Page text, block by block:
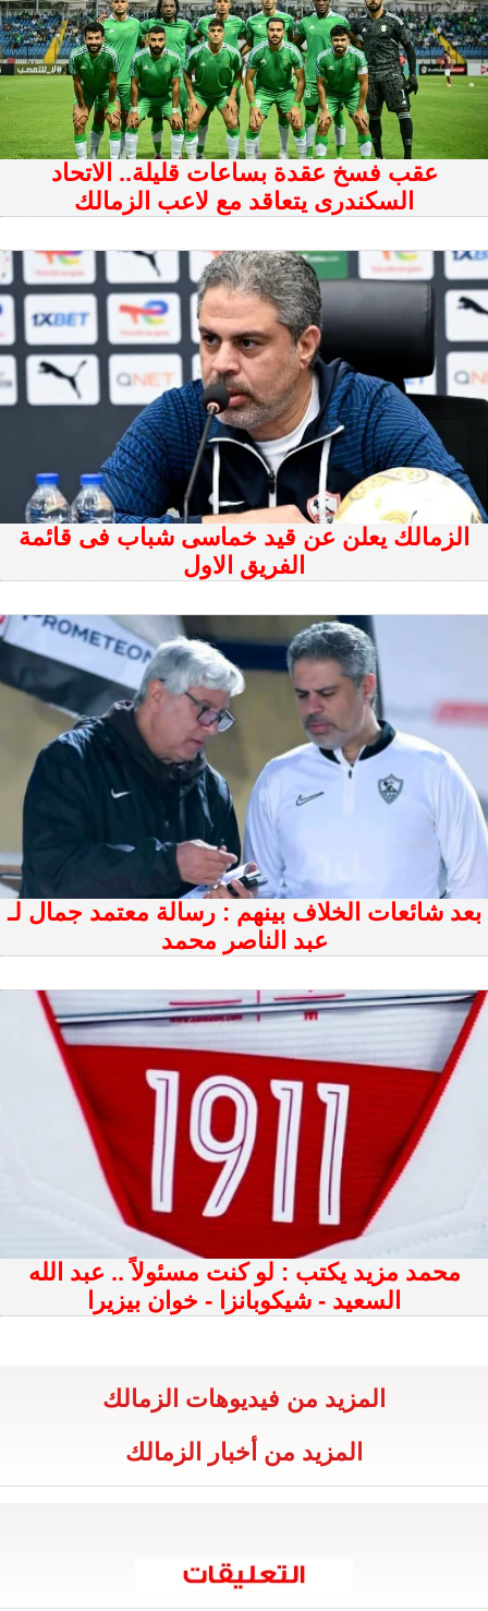
عقب فسخ عقدة بساعات قليلة.. الاتحاد
السكندرى يتعاقد مع لاعب الزمالك
الزمالك يعلن عن قيد خماسى شباب فى قائمة
الفريق الاول
بعد شائعات الخلاف بينهم : رسالة معتمد جمال لـ
عبد الناصر محمد
محمد مزيد يكتب : لو كنت مسئولاً .. عبد الله
السعيد - شيكوبانزا - خوان بيزيرا
المزيد من فيديوهات الزمالك
المزيد من أخبار الزمالك